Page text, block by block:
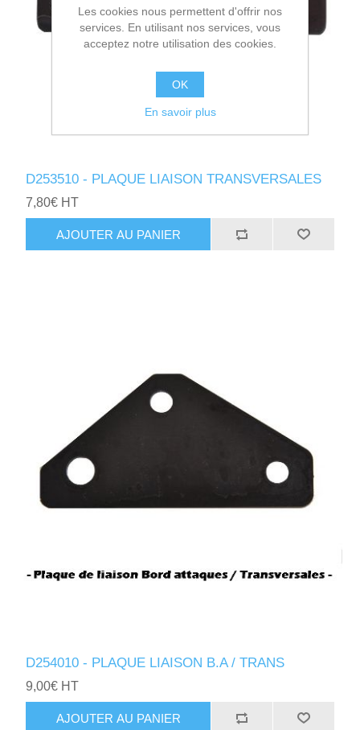
D253510 - PLAQUE LIAISON TRANSVERSALES
7,80€ HT
AJOUTER AU PANIER
D254010 - PLAQUE LIAISON B.A / TRANS
9,00€ HT
AJOUTER AU PANIER
Les cookies nous permettent d'offrir nos
services. En utilisant nos services, vous
acceptez notre utilisation des cookies.
OK
En savoir plus